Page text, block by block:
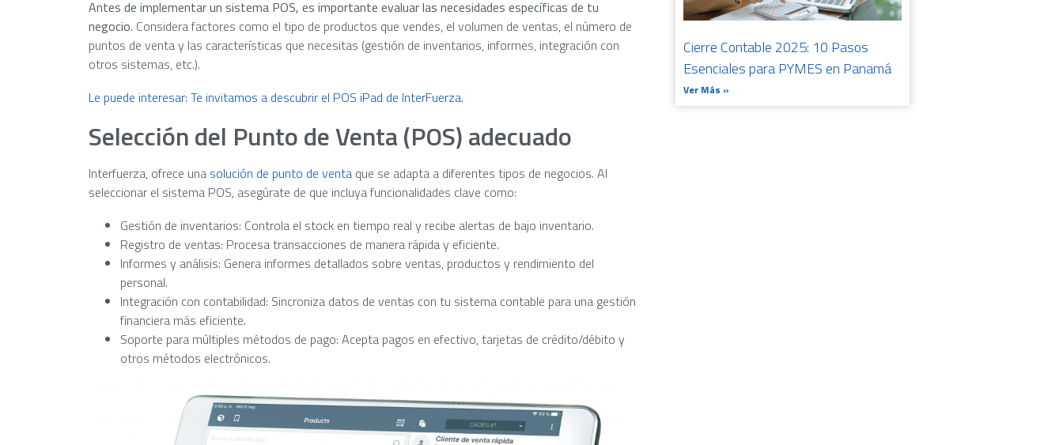
Antes de implementar un sistema POS, es importante evaluar las necesidades específicas de tu
negocio. Considera factores como el tipo de productos que vendes, el volumen de ventas, el número de
puntos de venta y las características que necesitas (gestión de inventarios, informes, integración con
otros sistemas, etc.).
Le puede interesar: Te invitamos a descubrir el POS iPad de InterFuerza.
Selección del Punto de Venta (POS) adecuado
Interfuerza, ofrece una solución de punto de venta que se adapta a diferentes tipos de negocios. Al
seleccionar el sistema POS, asegúrate de que incluya funcionalidades clave como:
Gestión de inventarios: Controla el stock en tiempo real y recibe alertas de bajo inventario.
Registro de ventas: Procesa transacciones de manera rápida y eficiente.
Informes y análisis: Genera informes detallados sobre ventas, productos y rendimiento del
personal.
Integración con contabilidad: Sincroniza datos de ventas con tu sistema contable para una gestión
financiera más eficiente.
Soporte para múltiples métodos de pago: Acepta pagos en efectivo, tarjetas de crédito/débito y
otros métodos electrónicos.
Cierre Contable 2025: 10 Pasos
Esenciales para PYMES en Panamá
Ver Más »